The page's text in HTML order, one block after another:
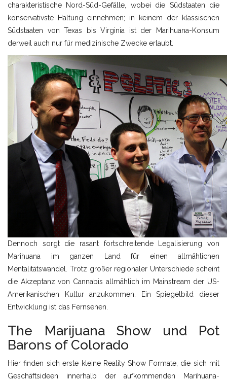
charakteristische Nord-Süd-Gefälle, wobei die Südstaaten die
konservativste Haltung einnehmen; in keinem der klassischen
Südstaaten von Texas bis Virginia ist der Marihuana-Konsum
derweil auch nur für medizinische Zwecke erlaubt.
Dennoch sorgt die rasant fortschreitende Legalisierung von
Marihuana im ganzen Land für einen allmählichen
Mentalitätswandel. Trotz großer regionaler Unterschiede scheint
die Akzeptanz von Cannabis allmählich im Mainstream der US-
Amerikanischen Kultur anzukommen. Ein Spiegelbild dieser
Entwicklung ist das Fernsehen.
The Marijuana Show und Pot
Barons of Colorado
Hier finden sich erste kleine Reality Show Formate, die sich mit
Geschäftsideen innerhalb der aufkommenden Marihuana-